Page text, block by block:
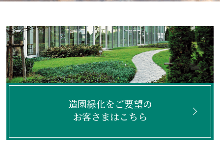
造園緑化をご要望の
お客さまはこちら